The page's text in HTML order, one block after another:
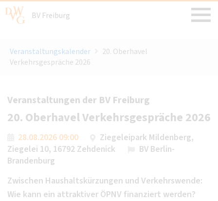
BV Freiburg
Veranstaltungskalender
20. Oberhavel
Verkehrsgespräche 2026
Veranstaltungen der BV Freiburg
20. Oberhavel Verkehrsgespräche 2026
28.08.2026 09:00
Ziegeleipark Mildenberg,
Ziegelei 10, 16792 Zehdenick
BV Berlin-
Brandenburg
Zwischen Haushaltskürzungen und Verkehrswende:
Wie kann ein attraktiver ÖPNV finanziert werden?